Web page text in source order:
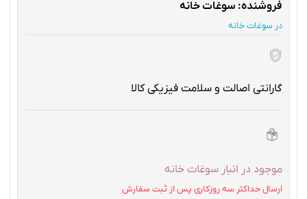
فروشنده: سوغات خانه
در سوغات خانه
گارانتی اصالت و سلامت فیزیکی کالا
موجود در انبار سوغات خانه
ارسال حداکثر سه روزکاری پس از ثبت سفارش